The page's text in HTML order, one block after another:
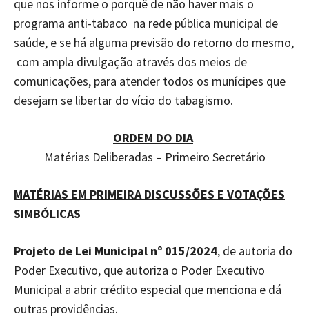
que nos informe o porquê de não haver mais o
programa anti-tabaco na rede pública municipal de
saúde, e se há alguma previsão do retorno do mesmo,
com ampla divulgação através dos meios de
comunicações, para atender todos os munícipes que
desejam se libertar do vício do tabagismo.
ORDEM DO DIA
Matérias Deliberadas – Primeiro Secretário
MATÉRIAS EM PRIMEIRA DISCUSSÕES E VOTAÇÕES
SIMBÓLICAS
Projeto de Lei Municipal nº 015/2024, de autoria do
Poder Executivo, que autoriza o Poder Executivo
Municipal a abrir crédito especial que menciona e dá
outras providências.